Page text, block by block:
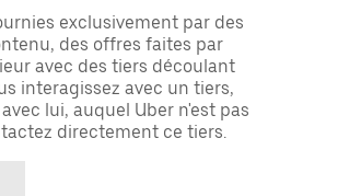
exclusivement par des
des offres faites par
avec des tiers découlant
interagissez avec un tiers,
lui, auquel Uber n'est pas
directement ce tiers.